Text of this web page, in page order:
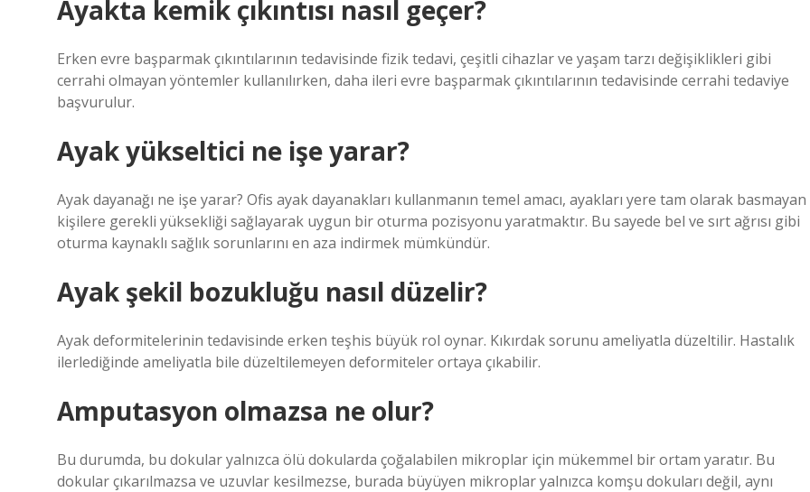
Ayakta kemik çıkıntısı nasıl geçer?
Erken evre başparmak çıkıntılarının tedavisinde fizik tedavi, çeşitli cihazlar ve yaşam tarzı değişiklikleri gibi
cerrahi olmayan yöntemler kullanılırken, daha ileri evre başparmak çıkıntılarının tedavisinde cerrahi tedaviye
başvurulur.
Ayak yükseltici ne işe yarar?
Ayak dayanağı ne işe yarar? Ofis ayak dayanakları kullanmanın temel amacı, ayakları yere tam olarak basmayan
kişilere gerekli yüksekliği sağlayarak uygun bir oturma pozisyonu yaratmaktır. Bu sayede bel ve sırt ağrısı gibi
oturma kaynaklı sağlık sorunlarını en aza indirmek mümkündür.
Ayak şekil bozukluğu nasıl düzelir?
Ayak deformitelerinin tedavisinde erken teşhis büyük rol oynar. Kıkırdak sorunu ameliyatla düzeltilir. Hastalık
ilerlediğinde ameliyatla bile düzeltilemeyen deformiteler ortaya çıkabilir.
Amputasyon olmazsa ne olur?
Bu durumda, bu dokular yalnızca ölü dokularda çoğalabilen mikroplar için mükemmel bir ortam yaratır. Bu
dokular çıkarılmazsa ve uzuvlar kesilmezse, burada büyüyen mikroplar yalnızca komşu dokuları değil, aynı